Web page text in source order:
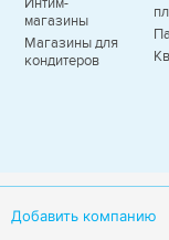
магазины
Магазины для
кондитеров
Добавить компанию